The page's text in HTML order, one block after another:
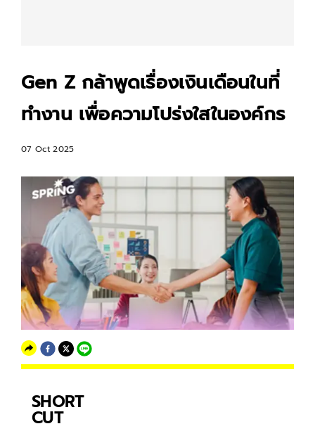
Gen Z กล้าพูดเรื่องเงินเดือนในที่
ทำงาน เพื่อความโปร่งใสในองค์กร
07 Oct 2025
SHORT
CUT